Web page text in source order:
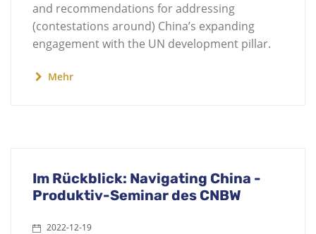
and recommendations for addressing
(contestations around) China’s expanding
engagement with the UN development pillar.
Mehr
Im Rückblick: Navigating China -
Produktiv-Seminar des CNBW
2022-12-19